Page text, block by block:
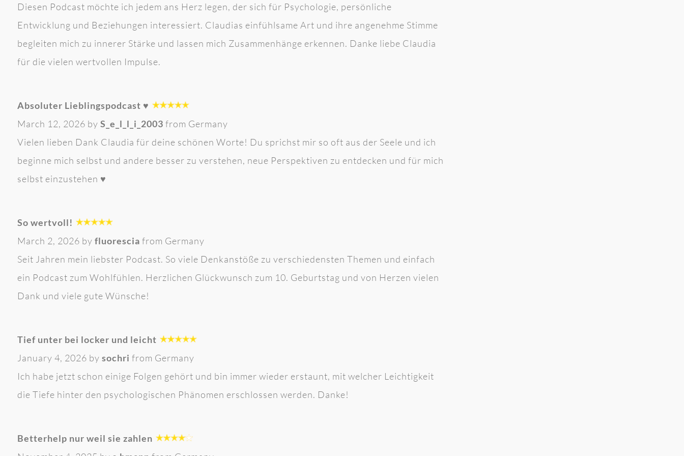
Diesen Podcast möchte ich jedem ans Herz legen, der sich für Psychologie, persönliche
Entwicklung und Beziehungen interessiert. Claudias einfühlsame Art und ihre angenehme Stimme
begleiten mich zu innerer Stärke und lassen mich Zusammenhänge erkennen. Danke liebe Claudia
für die vielen wertvollen Impulse.
Absoluter Lieblingspodcast ♥️
March 12, 2026 by S_e_l_l_i_2003 from Germany
Vielen lieben Dank Claudia für deine schönen Worte! Du sprichst mir so oft aus der Seele und ich
beginne mich selbst und andere besser zu verstehen, neue Perspektiven zu entdecken und für mich
selbst einzustehen ♥️
So wertvoll!
March 2, 2026 by fluorescia from Germany
Seit Jahren mein liebster Podcast. So viele Denkanstöße zu verschiedensten Themen und einfach
ein Podcast zum Wohlfühlen. Herzlichen Glückwunsch zum 10. Geburtstag und von Herzen vielen
Dank und viele gute Wünsche!
Tief unter bei locker und leicht
January 4, 2026 by sochri from Germany
Ich habe jetzt schon einige Folgen gehört und bin immer wieder erstaunt, mit welcher Leichtigkeit
die Tiefe hinter den psychologischen Phänomen erschlossen werden. Danke!
Betterhelp nur weil sie zahlen